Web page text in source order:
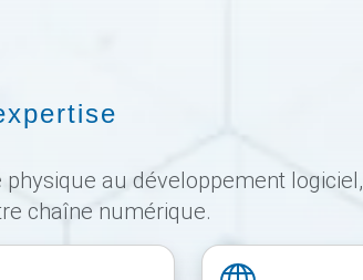
au développement logiciel,
chaîne numérique.